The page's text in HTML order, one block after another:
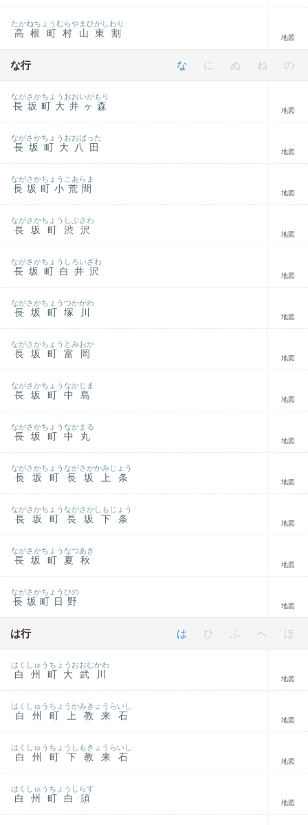
高根町村山東割
たかねちょうむらやまひがしわり
地図
な行 な に ぬ ね の
長坂町大井ヶ森
ながさかちょうおおいがもり
地図
長坂町大八田
ながさかちょうおおばった
地図
長坂町小荒間
ながさかちょうこあらま
地図
長坂町渋沢
ながさかちょうしぶさわ
地図
長坂町白井沢
ながさかちょうしろいざわ
地図
長坂町塚川
ながさかちょうつかかわ
地図
長坂町富岡
ながさかちょうとみおか
地図
長坂町中島
ながさかちょうなかじま
地図
長坂町中丸
ながさかちょうなかまる
地図
長坂町長坂上条
ながさかちょうながさかかみじょう
地図
長坂町長坂下条
ながさかちょうながさかしもじょう
地図
長坂町夏秋
ながさかちょうなつあき
地図
長坂町日野
ながさかちょうひの
地図
は行 は ひ ふ へ ほ
白州町大武川
はくしゅうちょうおおむかわ
地図
白州町上教来石
はくしゅうちょうかみきょうらいし
地図
白州町下教来石
はくしゅうちょうしもきょうらいし
地図
白州町白須
はくしゅうちょうしらす
地図